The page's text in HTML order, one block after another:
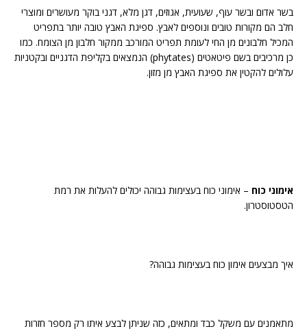
בשר אדום ובשר עוף, שעועית, אגוזים, דגן מלא, דגני בוקר מעושרים ומוצרי
חלב הם מקורות טובים ונוספים לאבץ. ספיגת האבץ טובה יותר בתפריט
המכיל חלבונים מן החי לעומת תפריט המורכב ממקור חלבון מן הצומח. כמו
כן מרכיבים בשם פיטאטים (phytates) הנמצאים בקליפת הדגניים ובקטניות
עלולים להקטין את ספיגת האבץ מן מזון.
אימוני כוח – אימוני כוח בעצימות גבוהה יכולים להעלות את רמת
הטסטוסטרון.
איך מבצעים אימון כוח בעצימות גבוהה?
מתאמנים עם משקל כבד ומתאים, כזה שניתן לבצע איתו רק מספר חזרות